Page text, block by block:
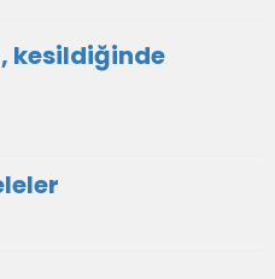
kesildiğinde